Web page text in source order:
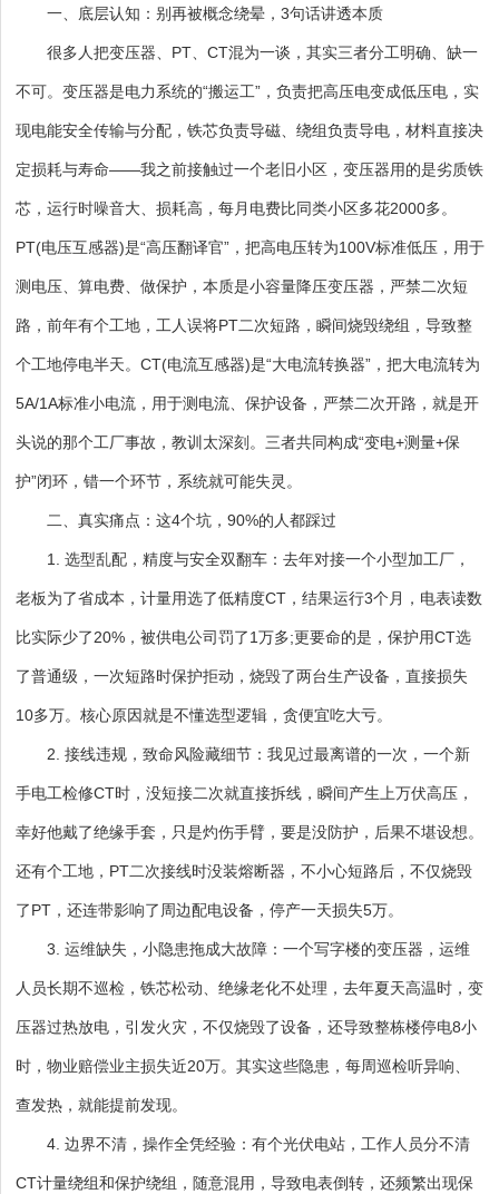
一、底层认知：别再被概念绕晕，3句话讲透本质
很多人把变压器、PT、CT混为一谈，其实三者分工明确、缺一
不可。变压器是电力系统的“搬运工”，负责把高压电变成低压电，实
现电能安全传输与分配，铁芯负责导磁、绕组负责导电，材料直接决
定损耗与寿命——我之前接触过一个老旧小区，变压器用的是劣质铁
芯，运行时噪音大、损耗高，每月电费比同类小区多花2000多。
PT(电压互感器)是“高压翻译官”，把高电压转为100V标准低压，用于
测电压、算电费、做保护，本质是小容量降压变压器，严禁二次短
路，前年有个工地，工人误将PT二次短路，瞬间烧毁绕组，导致整
个工地停电半天。CT(电流互感器)是“大电流转换器”，把大电流转为
5A/1A标准小电流，用于测电流、保护设备，严禁二次开路，就是开
头说的那个工厂事故，教训太深刻。三者共同构成“变电+测量+保
护”闭环，错一个环节，系统就可能失灵。
二、真实痛点：这4个坑，90%的人都踩过
1. 选型乱配，精度与安全双翻车：去年对接一个小型加工厂，
老板为了省成本，计量用选了低精度CT，结果运行3个月，电表读数
比实际少了20%，被供电公司罚了1万多;更要命的是，保护用CT选
了普通级，一次短路时保护拒动，烧毁了两台生产设备，直接损失
10多万。核心原因就是不懂选型逻辑，贪便宜吃大亏。
2. 接线违规，致命风险藏细节：我见过最离谱的一次，一个新
手电工检修CT时，没短接二次就直接拆线，瞬间产生上万伏高压，
幸好他戴了绝缘手套，只是灼伤手臂，要是没防护，后果不堪设想。
还有个工地，PT二次接线时没装熔断器，不小心短路后，不仅烧毁
了PT，还连带影响了周边配电设备，停产一天损失5万。
3. 运维缺失，小隐患拖成大故障：一个写字楼的变压器，运维
人员长期不巡检，铁芯松动、绝缘老化不处理，去年夏天高温时，变
压器过热放电，引发火灾，不仅烧毁了设备，还导致整栋楼停电8小
时，物业赔偿业主损失近20万。其实这些隐患，每周巡检听异响、
查发热，就能提前发现。
4. 边界不清，操作全凭经验：有个光伏电站，工作人员分不清
CT计量绕组和保护绕组，随意混用，导致电表倒转，还频繁出现保